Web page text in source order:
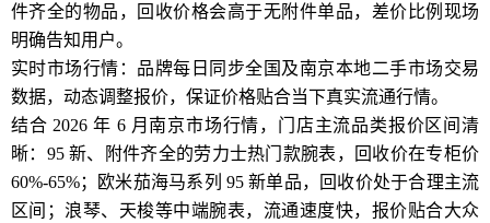
件齐全的物品，回收价格会高于无附件单品，差价比例现场
明确告知用户。
实时市场行情：品牌每日同步全国及南京本地二手市场交易
数据，动态调整报价，保证价格贴合当下真实流通行情。
结合 2026 年 6 月南京市场行情，门店主流品类报价区间清
晰：95 新、附件齐全的劳力士热门款腕表，回收价在专柜价
60%-65%；欧米茄海马系列 95 新单品，回收价处于合理主流
区间；浪琴、天梭等中端腕表，流通速度快，报价贴合大众